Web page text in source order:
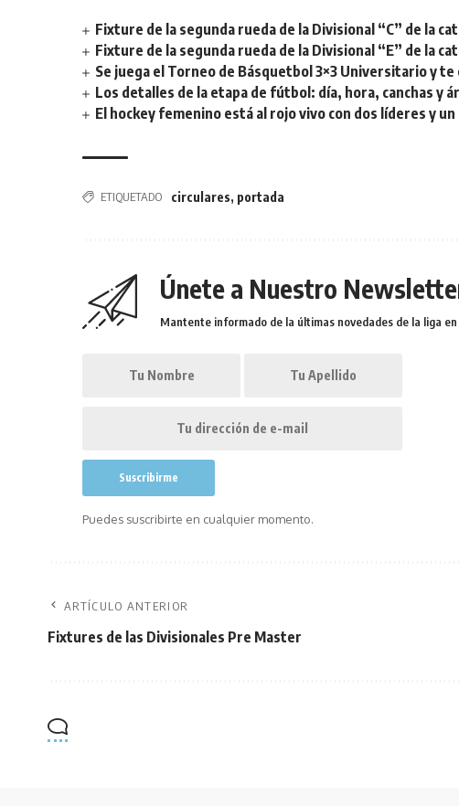
Fixture de la segunda rueda de la Divisional “C” de la
Fixture de la segunda rueda de la Divisional “E” de la
Se juega el Torneo de Básquetbol 3×3 Universitario y
Los detalles de la etapa de fútbol: día, hora, canchas y
El hockey femenino está al rojo vivo con dos líderes y
ETIQUETADO circulares, portada
Únete a Nuestro
Mantente informado de la últimas novedades de la liga
Puedes suscribirte en cualquier momento.
ARTÍCULO ANTERIOR
Fixtures de las Divisionales Pre Master